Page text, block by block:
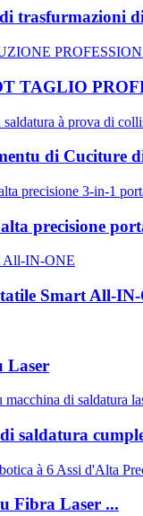
trasfurmazioni
TAGLIO
di Cuciture
precisione
Smart All-
Laser
saldatura
Fibra Laser ...